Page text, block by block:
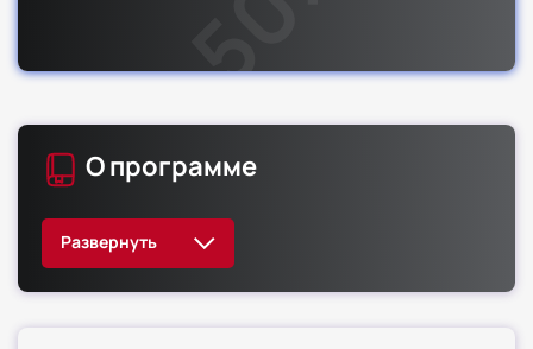
О программе